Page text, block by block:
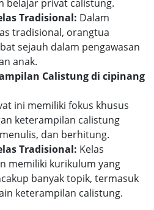
belajar privat calistung.
Tradisional: Dalam
tradisional, orangtua
sejauh dalam pengawasan
anak.
Calistung di cipinang
ini memiliki fokus khusus
keterampilan calistung
dan berhitung.
Tradisional: Kelas
memiliki kurikulum yang
banyak topik, termasuk
keterampilan calistung.